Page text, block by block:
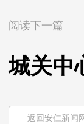
阅读下一篇
城关中
返回安仁新闻